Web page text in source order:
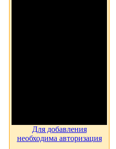
Для добавления
необходима авторизация